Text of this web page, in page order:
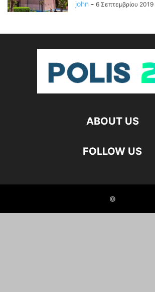
john - 6 Σεπτεμβρίου 2019
ABOUT US
FOLLOW US
©